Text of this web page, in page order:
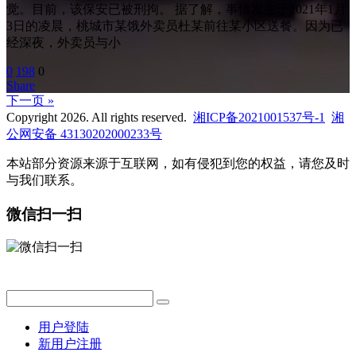
觉。目前，该保安已被刑拘。 据了解，事情发生于2021年1月
3日的凌晨，桃城市某饿外卖员杜某前往某小区送餐。因为已
经深夜，外卖员与小
0 198 0
Share
下一页 »
Copyright 2026. All rights reserved. 湘ICP备2021001537号-1
湘
公网安备 43130202000233号
本站部分资源来源于互联网，如有侵犯到您的权益，请您及时
与我们联系。
微信扫一扫
用户登陆
新用户注册